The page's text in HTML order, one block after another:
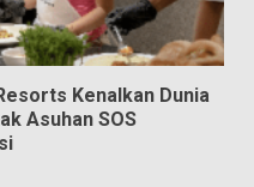
Kenalkan Dunia
Asuhan SOS